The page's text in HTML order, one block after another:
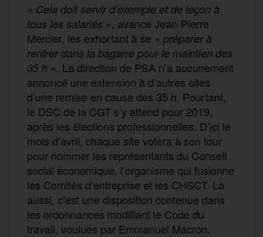
« Cela doit servir d’exemple et de leçon à
tous les salariés », avance Jean-Pierre
Mercier, les exhortant à se « préparer à
rentrer dans la bagarre pour le maintien des
35 h ». La direction de PSA n’a aucunement
annoncé une extension à d’autres sites
d’une remise en cause des 35 h. Pourtant,
le DSC de la CGT s’y attend pour 2019,
après les élections professionnelles. D’ici le
mois d’avril, chaque site votera à son tour
pour nommer les représentants du Conseil
social économique, l’organisme qui fusionne
les Comités d’entreprise et les CHSCT. Là
aussi, c’est une disposition contenue dans
les ordonnances modifiant le Code du
travail, voulues par Emmanuel Macron.